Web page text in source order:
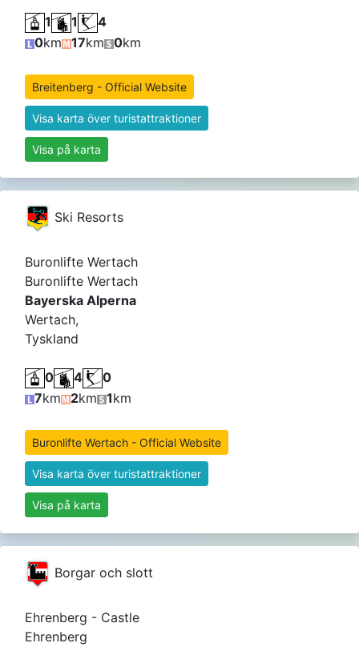
1 1
4
0km 17km 0km
Breitenberg - Official Website
Visa karta över turistattraktioner
Visa på karta
Ski Resorts
Buronlifte Wertach
Buronlifte Wertach
Bayerska Alperna
Wertach,
Tyskland
0 4
0
7km 2km 1km
Buronlifte Wertach - Official Website
Visa karta över turistattraktioner
Visa på karta
Borgar och slott
Ehrenberg - Castle
Ehrenberg